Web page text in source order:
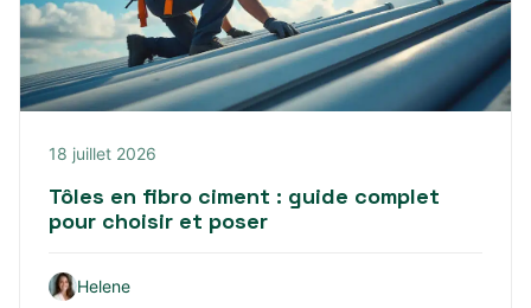
18 juillet 2026
Tôles en fibro ciment : guide complet
pour choisir et poser
Helene